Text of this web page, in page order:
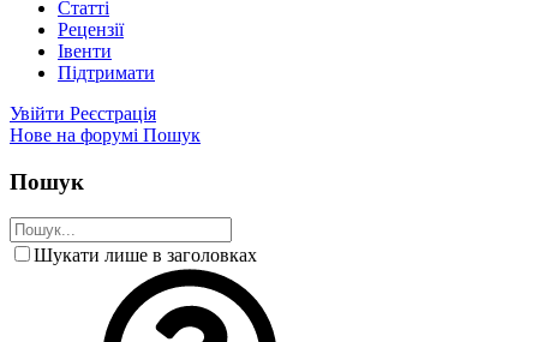
Статті
Рецензії
Івенти
Підтримати
Увійти Реєстрація
Нове на форумі Пошук
Пошук
Шукати лише в заголовках